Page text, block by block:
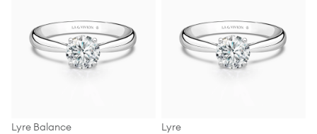
Lyre Balance
Lyre